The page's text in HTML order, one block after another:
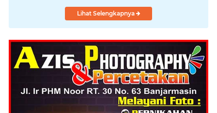
Lihat Selengkapnya